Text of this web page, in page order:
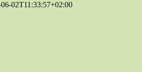
02T11:33:57+02:00